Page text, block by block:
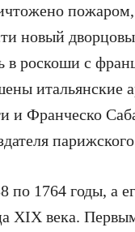
новый
в роскоши с
и Франческо
по 1764 годы, а
XIX века.